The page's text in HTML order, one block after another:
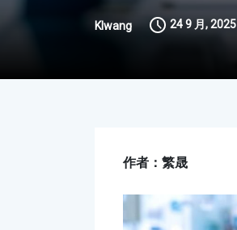
Klwang 24 9 月, 2025
作者：繁晟